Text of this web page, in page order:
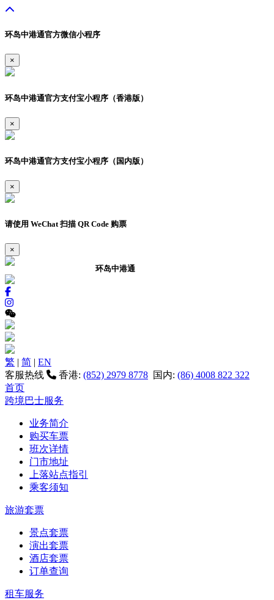
环岛中港通官方微信小程序
×
环岛中港通官方支付宝小程序（香港版）
×
环岛中港通官方支付宝小程序（国内版）
×
请使用 WeChat 扫描 QR Code 购票
×
环岛中港通
繁 | 简 | EN
客服热线
香港: (852) 2979 8778 国内: (86) 4008 822 322
首页
跨境巴士服务
业务简介
购买车票
班次详情
门市地址
上落站点指引
乘客须知
旅游套票
景点套票
演出套票
酒店套票
订单查询
租车服务